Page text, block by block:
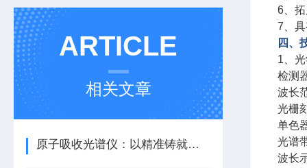
ARTICLE
相关文章
原子吸收光谱仪：以精准铸就分析领域基石
6、
7、
四、
1、
检测
波长
光栅
单色
光谱
波长